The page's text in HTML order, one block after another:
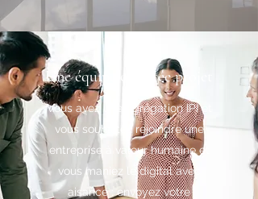
Une équipe orientée projet
Vous avez une agrégation IPI et
vous souhaitez rejoindre une
entreprise à valeur humaine et
vous maniez le digital avec
aisance : envoyez votre